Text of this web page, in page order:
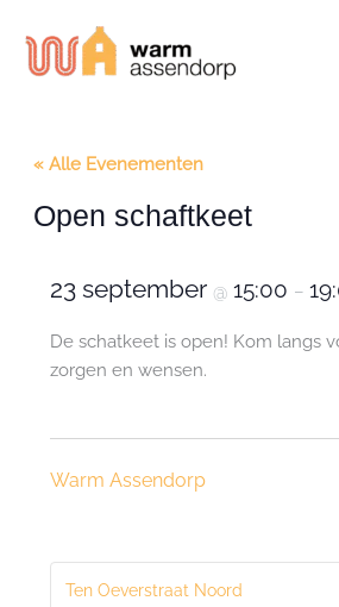
naar
« Alle Evenementen
Open schaftkeet
23 september @15:00 –
De schatkeet is open! Kom langs
zorgen en wensen.
Warm Assendorp
Ten Oeverstraat Noord